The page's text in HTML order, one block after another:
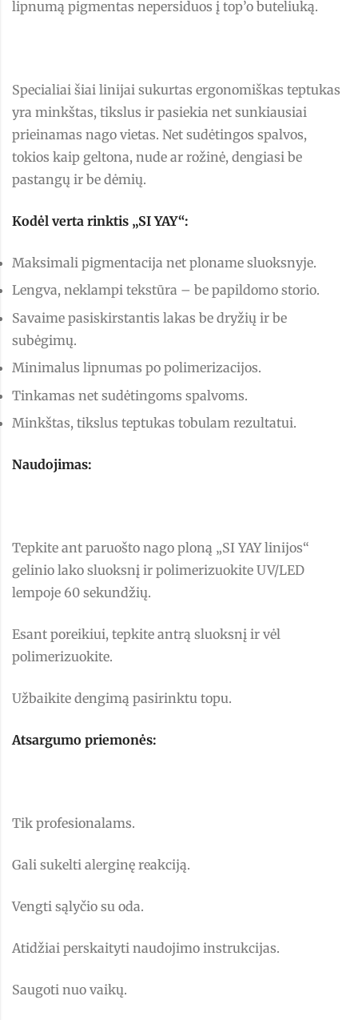
lipnumą pigmentas nepersiduos į top’o buteliuką.
Specialiai šiai linijai sukurtas ergonomiškas teptukas
yra minkštas, tikslus ir pasiekia net sunkiausiai
prieinamas nago vietas. Net sudėtingos spalvos,
tokios kaip geltona, nude ar rožinė, dengiasi be
pastangų ir be dėmių.
Kodėl verta rinktis „SI YAY“:
Maksimali pigmentacija net ploname sluoksnyje.
Lengva, neklampi tekstūra – be papildomo storio.
Savaime pasiskirstantis lakas be dryžių ir be
subėgimų.
Minimalus lipnumas po polimerizacijos.
Tinkamas net sudėtingoms spalvoms.
Minkštas, tikslus teptukas tobulam rezultatui.
Naudojimas:
Tepkite ant paruošto nago ploną „SI YAY linijos“
gelinio lako sluoksnį ir polimerizuokite UV/LED
lempoje 60 sekundžių.
Esant poreikiui, tepkite antrą sluoksnį ir vėl
polimerizuokite.
Užbaikite dengimą pasirinktu topu.
Atsargumo priemonės:
Tik profesionalams.
Gali sukelti alerginę reakciją.
Vengti sąlyčio su oda.
Atidžiai perskaityti naudojimo instrukcijas.
Saugoti nuo vaikų.